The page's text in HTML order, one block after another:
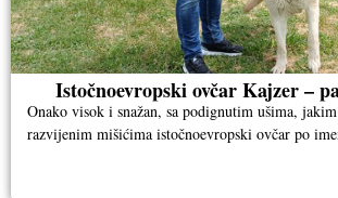
Istočnoevropski ovčar Kajzer –
Onako visok i snažan, sa podignutim ušima,
razvijenim mišićima istočnoevropski ovčar po